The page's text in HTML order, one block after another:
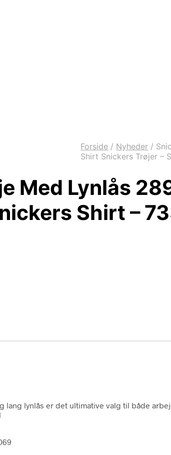
Forside / Nyheder /
Shirt Snickers Trøjer –
Med Lynlås
Shirt –
lynlås er det ultimative valg til både